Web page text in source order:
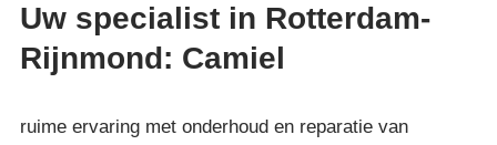
Uw specialist in Rotterdam-
Rijnmond: Camiel
ruime ervaring met onderhoud en reparatie van